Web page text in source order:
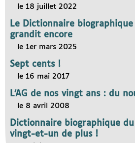
le 18 juillet 2022
Le Dictionnaire
grandit encore
le 1er mars 2025
Sept cents !
le 16 mai 2017
L’AG de nos vingt ans : du
le 8 avril 2008
Dictionnaire biographique
vingt-et-un de plus !